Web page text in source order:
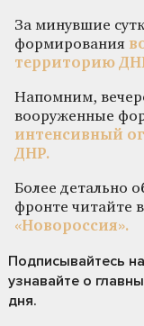
За минувшие
формирования
территорию
Напомним,
вооруженные
интенсивный
ДНР.
Более детально
фронте читайте в
«Новороссия».
Подписывайтесь
узнавайте о
дня.